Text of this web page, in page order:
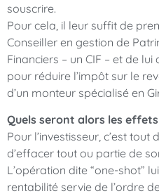
souscrire.
Pour cela, il leur suffit de
Conseiller en gestion de
Financiers – un CIF – et de
pour réduire l’impôt sur le
d’un monteur spécialisé en
Quels seront alors les
Pour l’investisseur, c’est tout
d’effacer tout ou partie de
L’opération dite “one-shot”
rentabilité servie de l’ordre